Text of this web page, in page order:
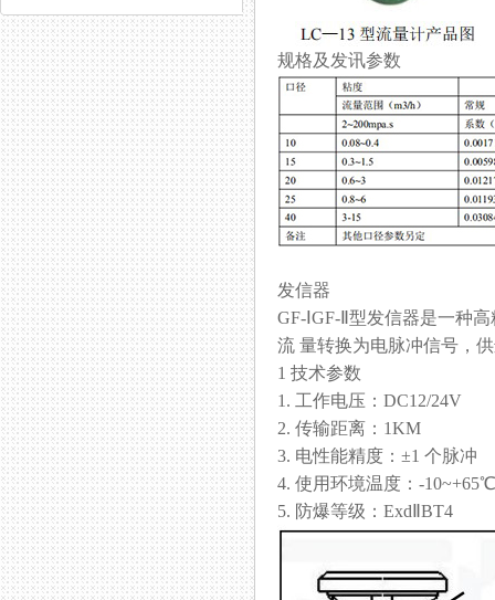
规格及发讯参数
发信器
GF-ⅠGF-Ⅱ型发信器是一种高
流 量转换为电脉冲信号，供
1 技术参数
1. 工作电压：DC12/24V
2. 传输距离：1KM
3. 电性能精度：±1 个脉冲
4. 使用环境温度：-10~+65℃
5. 防爆等级：ExdⅡBT4